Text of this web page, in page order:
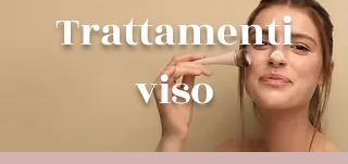
Trattamenti
viso